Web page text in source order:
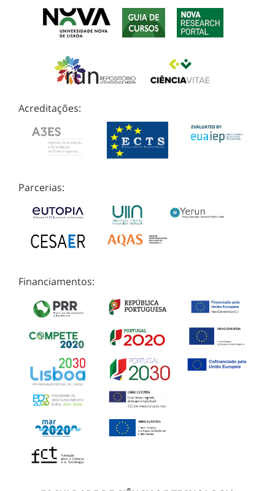
Acreditações:
Parcerias:
Financiamentos: